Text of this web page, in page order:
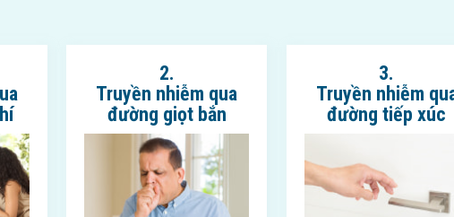
2.
Truyền nhiễm qua
đường giọt bắn
3.
Truyền nhiễm
đường tiếp xúc